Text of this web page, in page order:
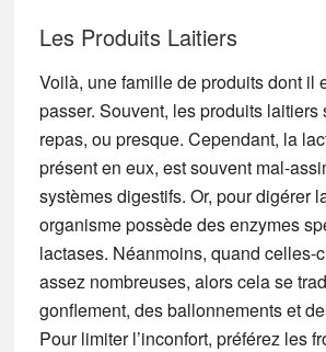
Les Produits Laitiers
Voilà, une famille de produits dont il
passer. Souvent, les produits laitiers
repas, ou presque. Cependant, la
présent en eux, est souvent mal-
systèmes digestifs. Or, pour digérer
organisme possède des enzymes
lactases. Néanmoins, quand celles-
assez nombreuses, alors cela se
gonflement, des ballonnements et
Pour limiter l’inconfort, préférez les